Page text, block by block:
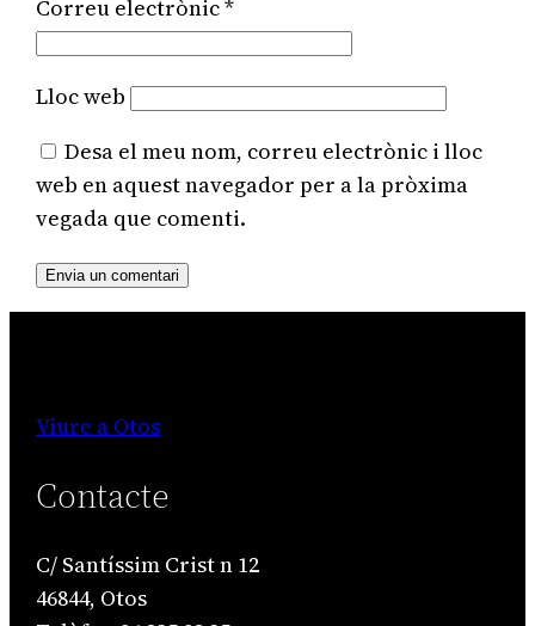
Correu electrònic*
Lloc web
Desa el meu nom, correu electrònic i lloc
web en aquest navegador per a la pròxima
vegada que comenti.
Viure a Otos
Contacte
C/ Santíssim Crist n 12
46844, Otos